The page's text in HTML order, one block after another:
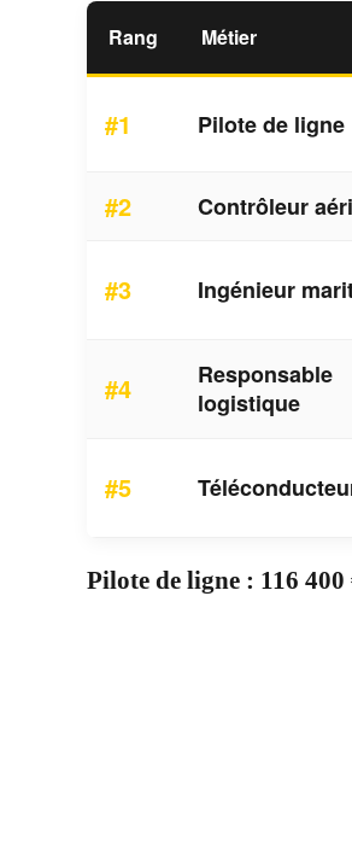
Rang Métier
#1 Pilote de ligne
#2 Contrôleur
#3 Ingénieur
#4
Responsable
logistique
#5
Pilote de ligne : 116